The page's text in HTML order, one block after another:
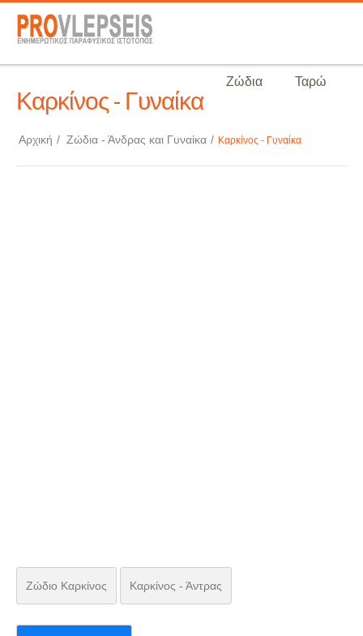
Ζώδια Ταρώ
Καρκίνος - Γυναίκα
Αρχική / Ζώδια - Άνδρας και Γυναίκα / Καρκίνος - Γυναίκα
Ζώδιο Καρκίνος Καρκίνος - Άντρας